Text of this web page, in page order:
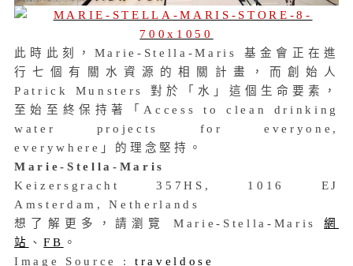
此時此刻，Marie-Stella-Maris 基金會正在進
行七個有關水資源的相關計畫，而創始人
Patrick Munsters 對於「水」這個生命要素，
至始至終保持著「Access to clean drinking
water projects for everyone,
everywhere」的理念堅持。
Marie-Stella-Maris
Keizersgracht 357HS, 1016 EJ
Amsterdam, Netherlands
想了解更多，請瀏覽 Marie-Stella-Maris網
站
、FB 。
Image Source : traveldose